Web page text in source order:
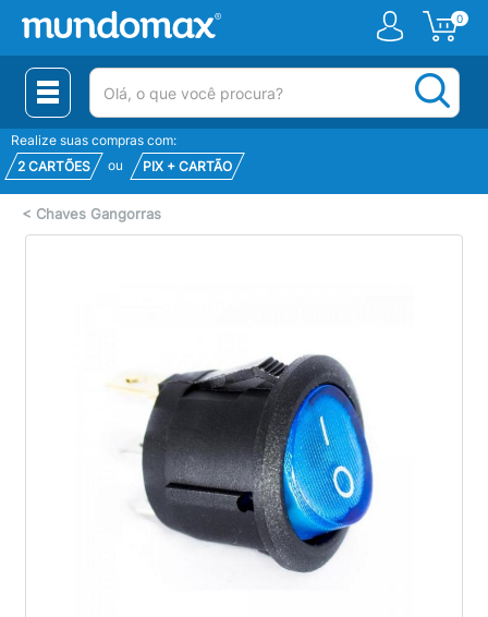
0
(pesquisar)
Realize suas compras com:
2 CARTÕES
ou PIX + CARTÃO
< Chaves Gangorras